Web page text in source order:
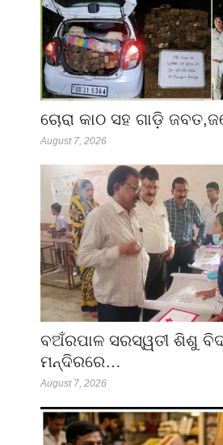
ଚୋରା କାଠ ସହ ଗାଡ଼ି
August 7, 2026
ବଅଁରପାଳ ସରସ୍ୱତୀ ଶିଶୁ
ମନ୍ଦିରରେ…
August 7, 2026